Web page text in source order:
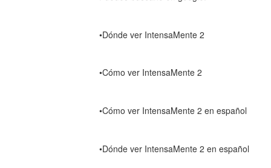
•Dónde ver IntensaMente 2
•Cómo ver IntensaMente 2
•Cómo ver IntensaMente 2 en español
•Dónde ver IntensaMente 2 en español